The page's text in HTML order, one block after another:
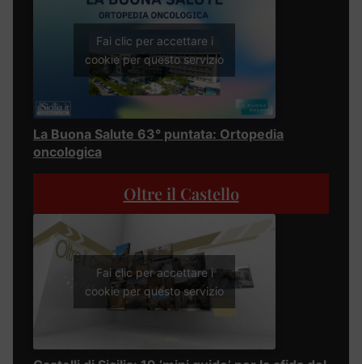
Fai clic per accettare i
cookie per questo servizio
La Buona Salute 63° puntata: Ortopedia
oncologica
Oltre il Castello
Fai clic per accettare i
cookie per questo servizio